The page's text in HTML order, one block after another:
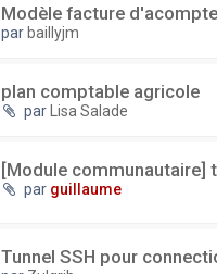
Modèle facture
par baillyjm
plan comptable agricole
par Lisa Salade
[Module
par guillaume
Tunnel SSH pour